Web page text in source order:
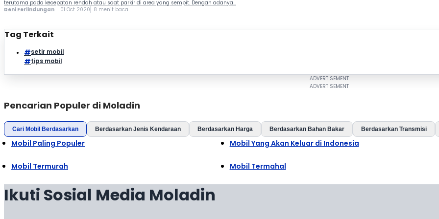
terutama pada kecepatan rendah atau saat parkir di area yang sempit. Dengan adanya...
Deni Ferlindungan 01 Oct 2020 8 menit baca
Tag Terkait
setir mobil
tips mobil
Pencarian Populer di Moladin
Cari Mobil Berdasarkan Berdasarkan Jenis Kendaraan Berdasarkan Harga Berdasarkan Bahan Bakar Berdasarkan Transmisi
Mobil Paling Populer Mobil Yang Akan Keluar di Indonesia
Mobil Termurah Mobil Termahal
Ikuti Sosial Media Moladin